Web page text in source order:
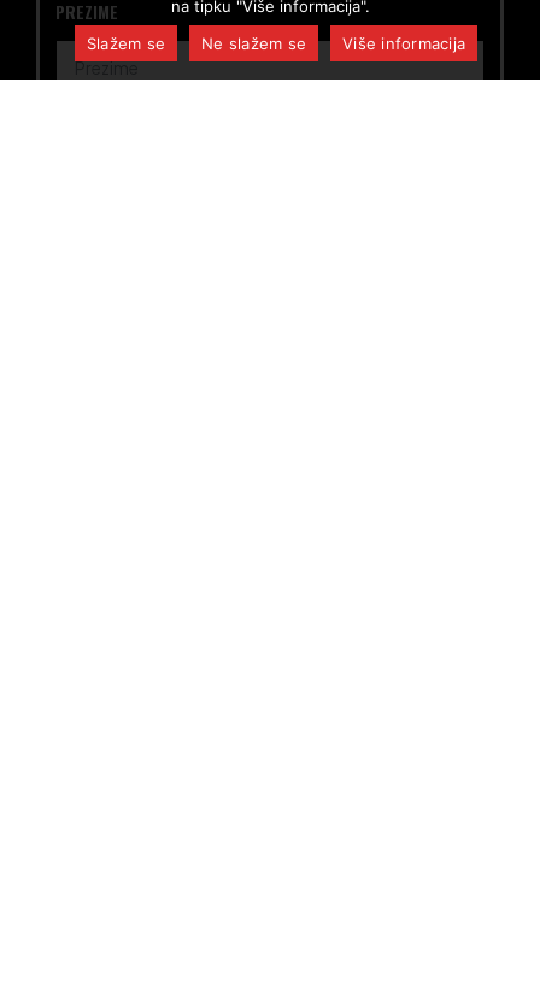
PREZIME
na tipku "Više informacija".
Slažem se
Ne slažem se Više informacija